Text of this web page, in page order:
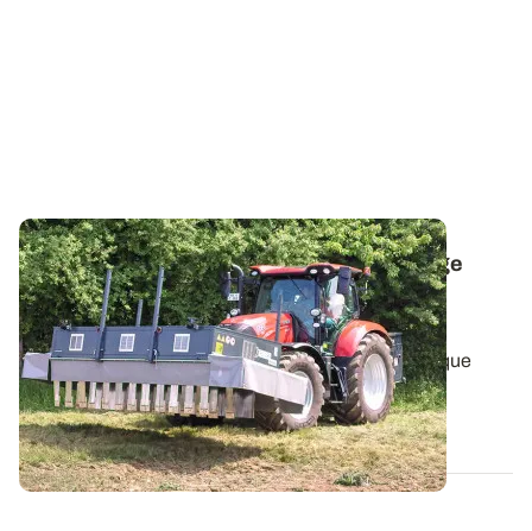
Alternatives au glyphosate - Le désherbage
électrique, une piste sans travail du sol
prometteuse
Depuis 2018, ARVALIS teste le désherbage électrique
comme alternative au glyphosate et...
03 FÉVR. 2022